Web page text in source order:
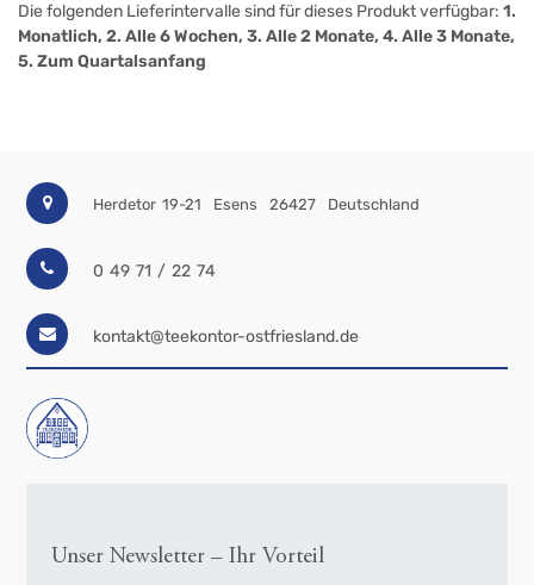
Die folgenden Lieferintervalle sind für dieses Produkt verfügbar: 1.
Monatlich, 2. Alle 6 Wochen, 3. Alle 2 Monate, 4. Alle 3 Monate,
5. Zum Quartalsanfang
Herdetor 19-21 Esens 26427 Deutschland
0 49 71 / 22 74
kontakt@teekontor-ostfriesland.de
Unser Newsletter – Ihr Vorteil